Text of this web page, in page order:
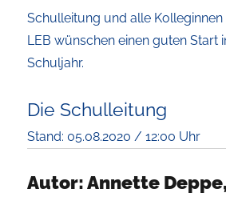
Schulleitung und alle
LEB wünschen einen guten Start
Schuljahr.
Die Schulleitung
Stand: 05.08.2020 / 12:00 Uhr
Autor:Annette Deppe,